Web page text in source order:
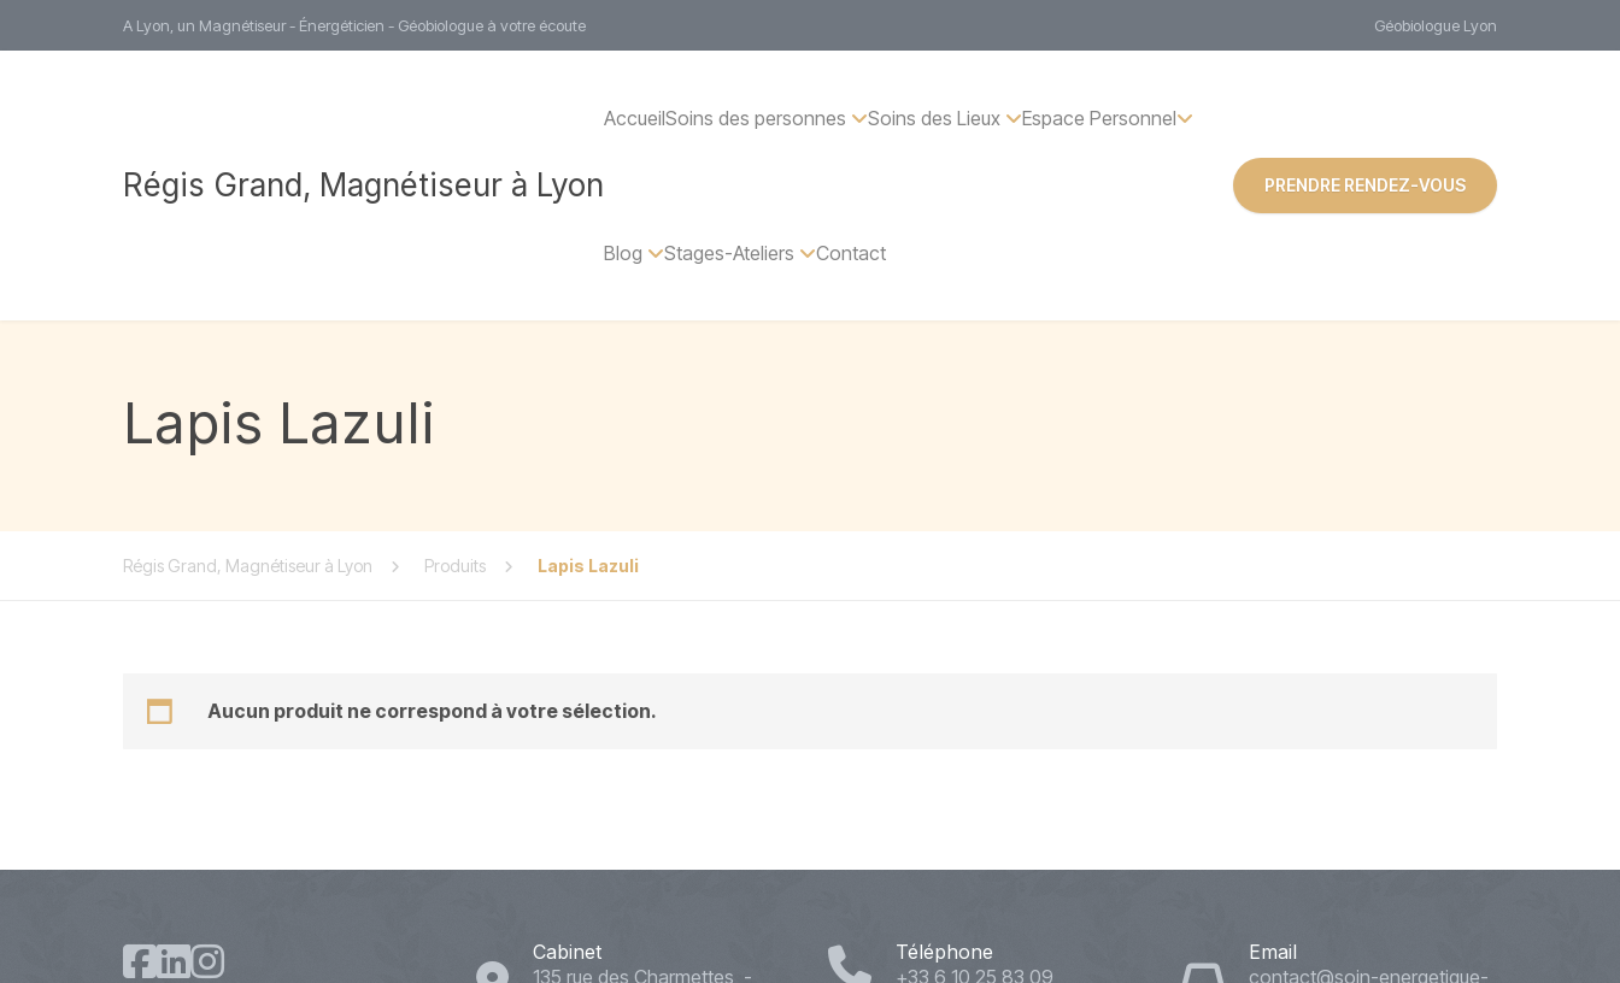
A Lyon, un Magnétiseur - Énergéticien - Géobiologue à votre écoute Géobiologue Lyon
Régis Grand, Magnétiseur à Lyon
AccueilSoins des personnes Soins des Lieux Espace Personnel
Blog Stages-Ateliers Contact
PRENDRE RENDEZ-VOUS
Lapis Lazuli
Régis Grand, Magnétiseur à Lyon Produits Lapis Lazuli
Aucun produit ne correspond à votre sélection.
Cabinet
135 rue des Charmettes -
Téléphone
+33 6 10 25 83 09
Email
contact@soin-energetique-